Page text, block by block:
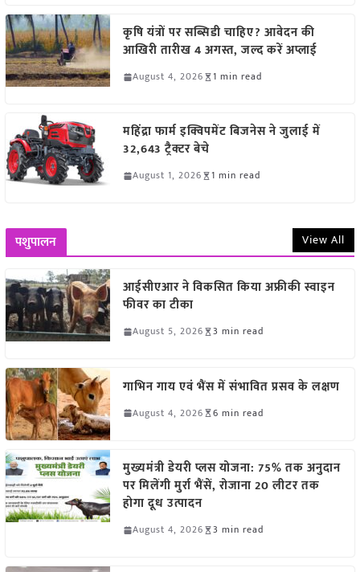
कृषि यंत्रों पर सब्सिडी चाहिए? आवेदन की
आखिरी तारीख 4 अगस्त, जल्द करें अप्लाई
August 4, 2026 1 min read
महिंद्रा फार्म इक्विपमेंट बिजनेस ने जुलाई में
32,643 ट्रैक्टर बेचे
August 1, 2026 1 min read
पशुपालन View All
आईसीएआर ने विकसित किया अफ्रीकी स्वाइन
फीवर का टीका
August 5, 2026 3 min read
गाभिन गाय एवं भैंस में संभावित प्रसव के लक्षण
August 4, 2026 6 min read
मुख्यमंत्री डेयरी प्लस योजना: 75% तक अनुदान
पर मिलेंगी मुर्रा भैंसें, रोजाना 20 लीटर तक
होगा दूध उत्पादन
August 4, 2026 3 min read